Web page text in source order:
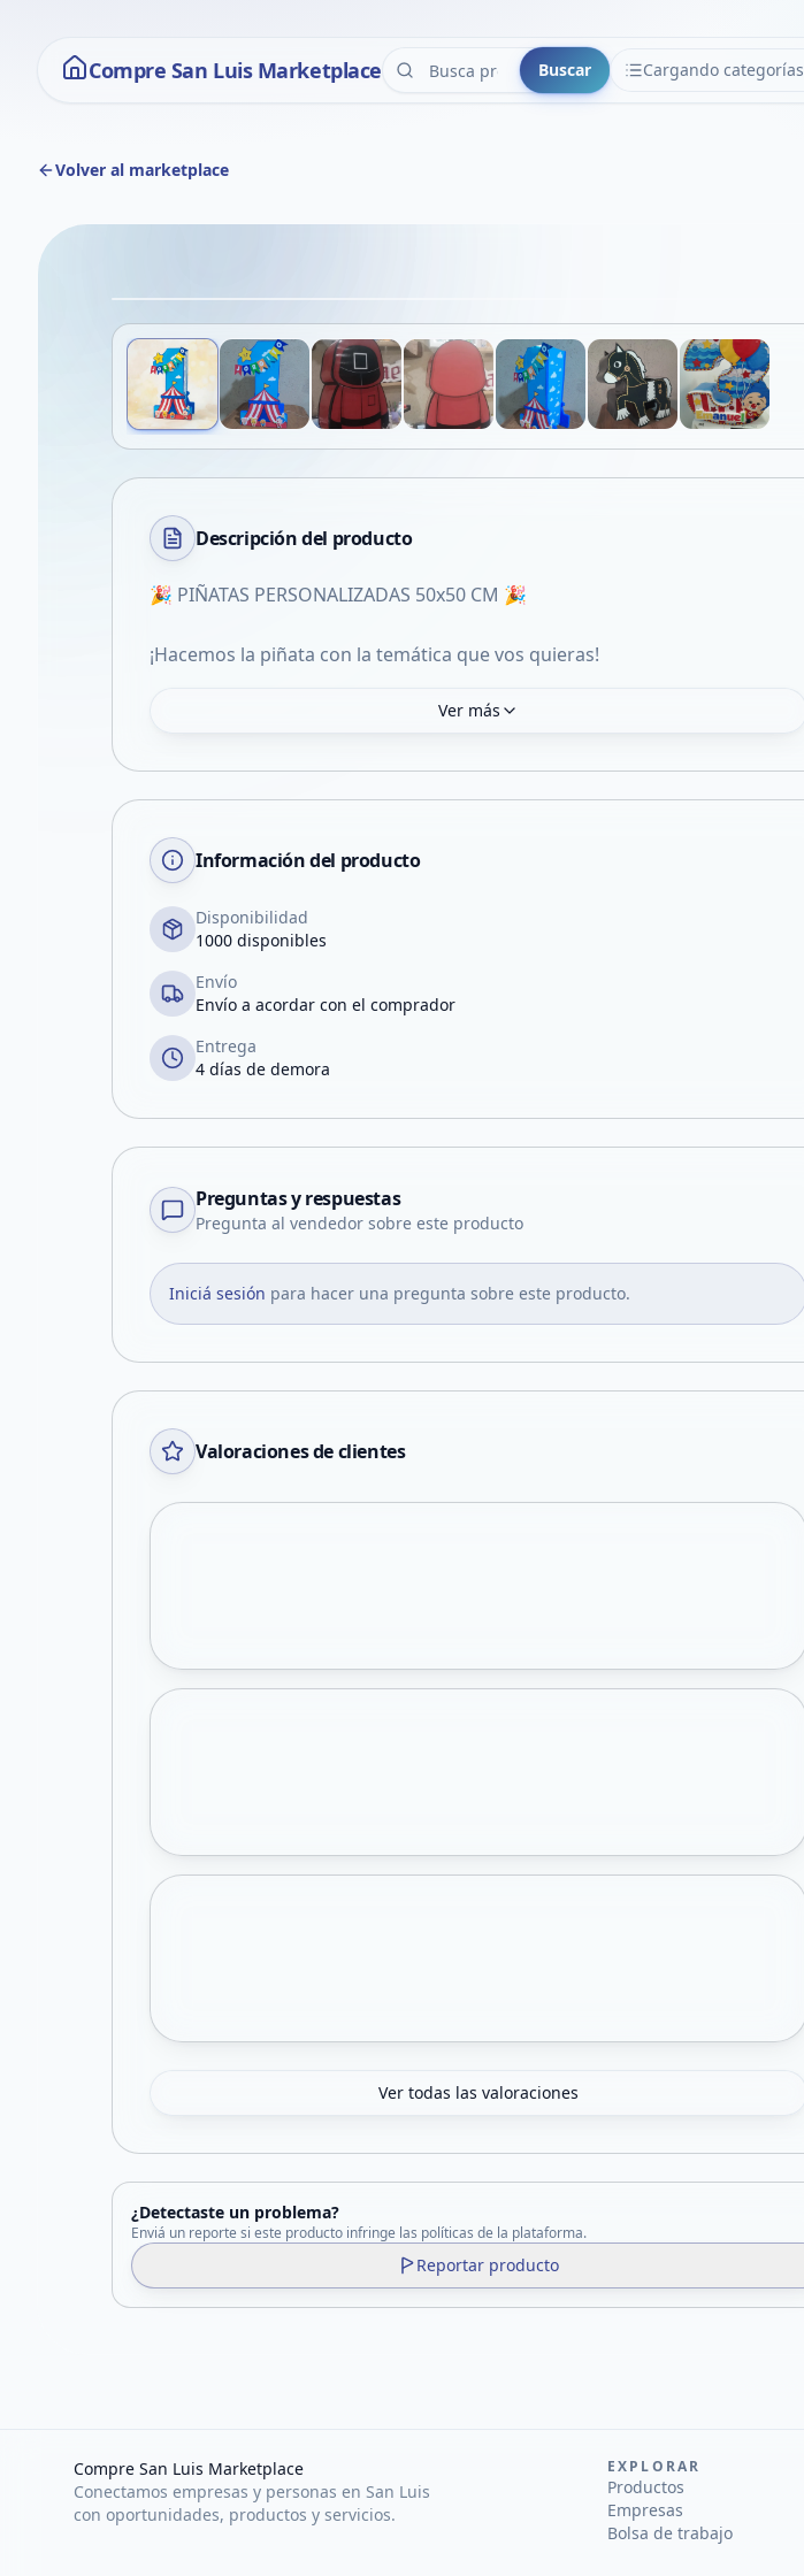
Compre San Luis Marketplace Buscar Cargando categorías
CATEGORÍAS
Volver al marketplace
Descripción del producto
🎉 PIÑATAS PERSONALIZADAS 50x50 CM 🎉
¡Hacemos la piñata con la temática que vos quieras!
Ver más
Información del producto
Disponibilidad
1000 disponibles
Envío
Envío a acordar con el comprador
Entrega
4 días de demora
Preguntas y respuestas
Pregunta al vendedor sobre este producto
Iniciá sesión para hacer una pregunta sobre este producto.
Valoraciones de clientes
Ver todas las valoraciones
¿Detectaste un problema?
Enviá un reporte si este producto infringe las políticas de la plataforma.
Reportar producto
Compre San Luis Marketplace
Conectamos empresas y personas en San Luis
con oportunidades, productos y servicios.
EXPLORAR
Productos
Empresas
Bolsa de trabajo